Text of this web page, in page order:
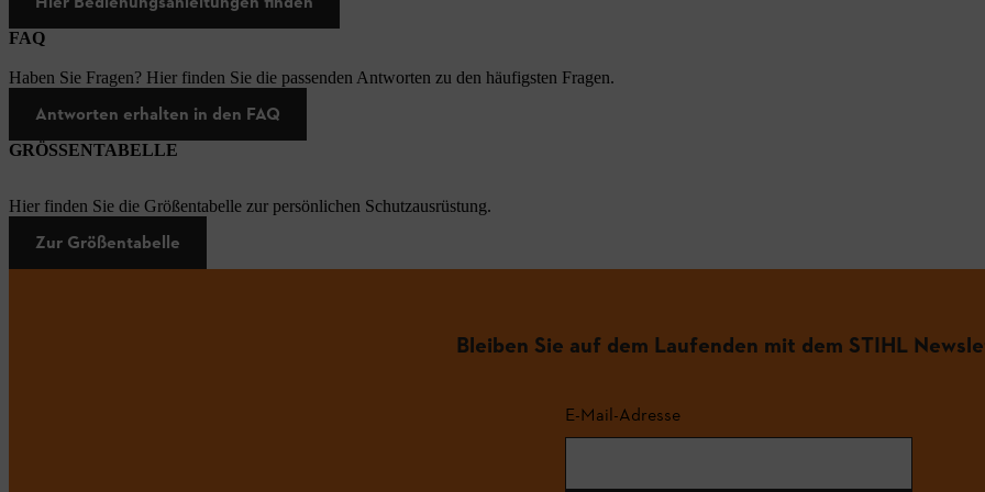
FAQ
Haben Sie Fragen? Hier finden Sie die passenden Antworten zu den häufigsten Fragen.
Antworten erhalten in den FAQ
GRÖSSENTABELLE
Hier finden Sie die Größentabelle zur persönlichen Schutzausrüstung.
Zur Größentabelle
Bleiben Sie auf dem Laufenden mit dem STIHL
E-Mail-Adresse